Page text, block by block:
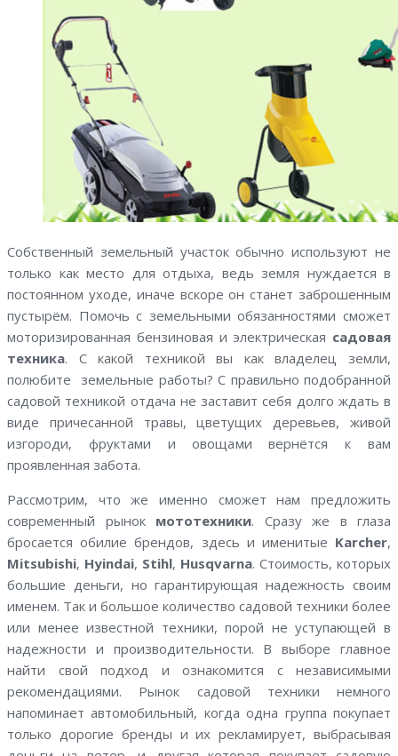
Собственный земельный участок обычно используют не
только как место для отдыха, ведь земля нуждается в
постоянном уходе, иначе вскоре он станет заброшенным
пустырём. Помочь с земельными обязанностями сможет
моторизированная бензиновая и электрическая садовая
техника. С какой техникой вы как владелец земли,
полюбите земельные работы? С правильно подобранной
садовой техникой отдача не заставит себя долго ждать в
виде причесанной травы, цветущих деревьев, живой
изгороди, фруктами и овощами вернётся к вам
проявленная забота.
Рассмотрим, что же именно сможет нам предложить
современный рынок мототехники. Сразу же в глаза
бросается обилие брендов, здесь и именитые Karcher,
Mitsubishi, Hyindai, Stihl, Husqvarna. Стоимость, которых
большие деньги, но гарантирующая надежность своим
именем. Так и большое количество садовой техники более
или менее известной техники, порой не уступающей в
надежности и производительности. В выборе главное
найти свой подход и ознакомится с независимыми
рекомендациями. Рынок садовой техники немного
напоминает автомобильный, когда одна группа покупает
только дорогие бренды и их рекламирует, выбрасывая